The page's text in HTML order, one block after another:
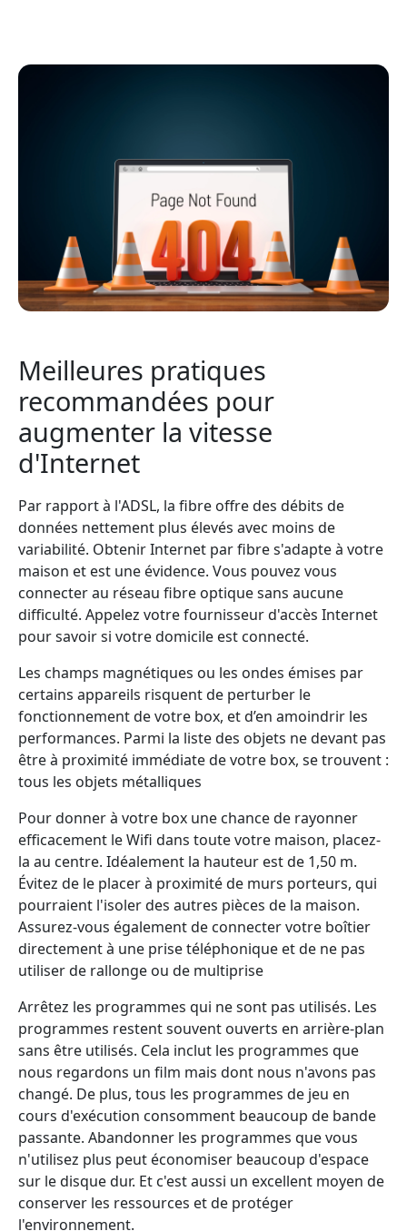
Meilleures pratiques
recommandées pour
augmenter la vitesse
d'Internet
Par rapport à l'ADSL, la fibre offre des débits de
données nettement plus élevés avec moins de
variabilité. Obtenir Internet par fibre s'adapte à votre
maison et est une évidence. Vous pouvez vous
connecter au réseau fibre optique sans aucune
difficulté. Appelez votre fournisseur d'accès Internet
pour savoir si votre domicile est connecté.
Les champs magnétiques ou les ondes émises par
certains appareils risquent de perturber le
fonctionnement de votre box, et d’en amoindrir les
performances. Parmi la liste des objets ne devant pas
être à proximité immédiate de votre box, se trouvent :
tous les objets métalliques
Pour donner à votre box une chance de rayonner
efficacement le Wifi dans toute votre maison, placez-
la au centre. Idéalement la hauteur est de 1,50 m.
Évitez de le placer à proximité de murs porteurs, qui
pourraient l'isoler des autres pièces de la maison.
Assurez-vous également de connecter votre boîtier
directement à une prise téléphonique et de ne pas
utiliser de rallonge ou de multiprise
Arrêtez les programmes qui ne sont pas utilisés. Les
programmes restent souvent ouverts en arrière-plan
sans être utilisés. Cela inclut les programmes que
nous regardons un film mais dont nous n'avons pas
changé. De plus, tous les programmes de jeu en
cours d'exécution consomment beaucoup de bande
passante. Abandonner les programmes que vous
n'utilisez plus peut économiser beaucoup d'espace
sur le disque dur. Et c'est aussi un excellent moyen de
conserver les ressources et de protéger
l'environnement.